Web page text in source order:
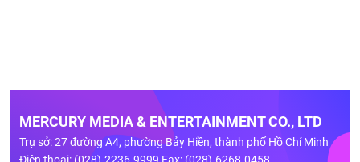
MERCURY MEDIA & ENTERTAINMENT CO., LTD
Trụ sở: 27 đường A4, phường Bảy Hiền, thành phố Hồ Chí Minh